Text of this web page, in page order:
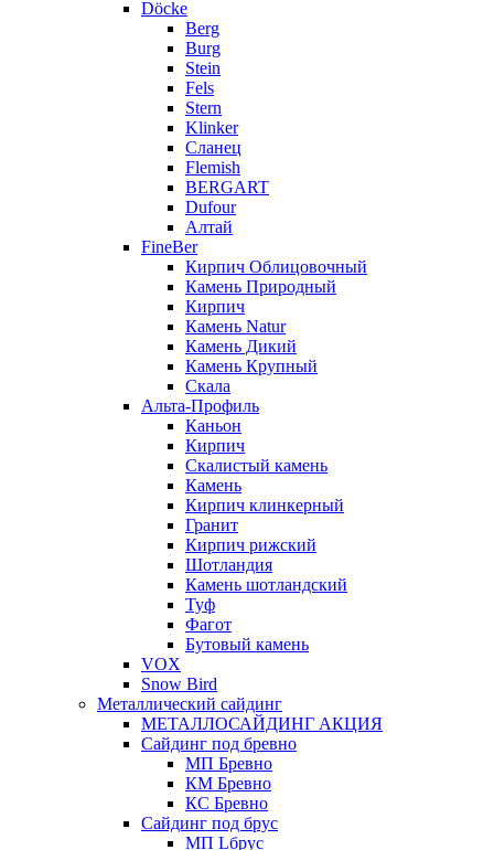
Döcke
Berg
Burg
Stein
Fels
Stern
Klinker
Сланец
Flemish
BERGART
Dufour
Алтай
FineBer
Кирпич Облицовочный
Камень Природный
Кирпич
Камень Natur
Камень Дикий
Камень Крупный
Скала
Альта-Профиль
Каньон
Кирпич
Скалистый камень
Камень
Кирпич клинкерный
Гранит
Кирпич рижский
Шотландия
Камень шотландский
Туф
Фагот
Бутовый камень
VOX
Snow Bird
Металлический сайдинг
МЕТАЛЛОСАЙДИНГ АКЦИЯ
Сайдинг под бревно
МП Бревно
КМ Бревно
КС Бревно
Сайдинг под брус
МП Lбрус